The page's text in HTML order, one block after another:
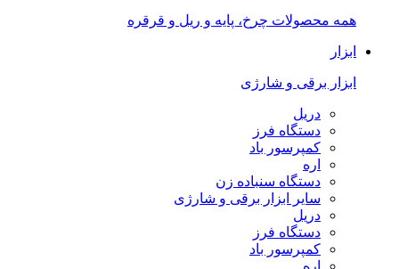
همه محصولات چرخ، پایه و ریل و قرقره
ابزار
ابزار برقی و شارژی
دریل
دستگاه فرز
کمپرسور باد
اره
دستگاه سنباده زن
سایر ابزار برقی و شارژی
دریل
دستگاه فرز
کمپرسور باد
اره